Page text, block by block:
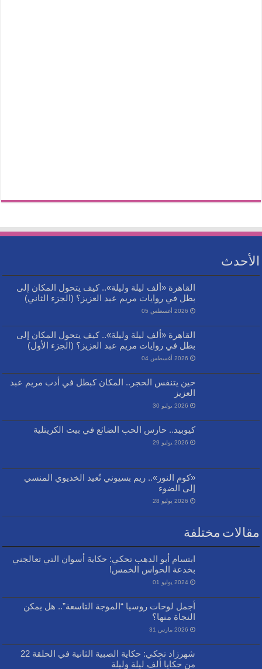
الأحدث
القاهرة «ألف ليلة وليلة».. كيف يتحول المكان إلى
بطل في روايات مريم عبد العزيز؟ (الجزء الثاني)
2026 أغسطس 05
القاهرة «ألف ليلة وليلة».. كيف يتحول المكان إلى
بطل في روايات مريم عبد العزيز؟ (الجزء الأول)
2026 أغسطس 04
حين يتنفس الحجر.. المكان كبطل في أدب مريم عبد
العزيز
2026 يوليو 30
كيوبيد.. حارس الحب الضائع في بيت الكريتلية
2026 يوليو 29
«كوم النور».. ريم بسيوني تُعيد الخديوي المنسي
إلى الضوء
2026 يوليو 28
مقالات مختلفة
ابتسام أبو الدهب تحكي: حكاية أسوان التي تعالجني
بخدعة الحواس الخمس!
2024 يوليو 01
أجمل لوحات روسيا “الموجة التاسعة”.. هل يمكن
النجاة منها؟
2026 مارس 31
شهرزاد تحكي: حكاية الصبية الثانية في الحلقة 22
من حكايا ألف ليلة وليلة